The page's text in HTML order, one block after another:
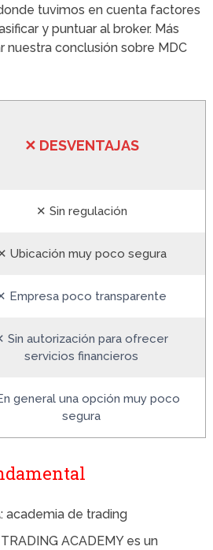
tuvimos en cuenta factores
y puntuar al broker. Más
nuestra conclusión sobre MDC
✕ DESVENTAJAS
✕ Sin regulación
Ubicación muy poco segura
Empresa poco transparente
Sin autorización para ofrecer
servicios financieros
general una opción muy poco
segura
: academia de trading
ACADEMY es un